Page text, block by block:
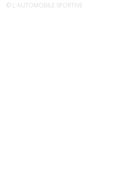
© L'AUTOMOBILE SPORTIVE